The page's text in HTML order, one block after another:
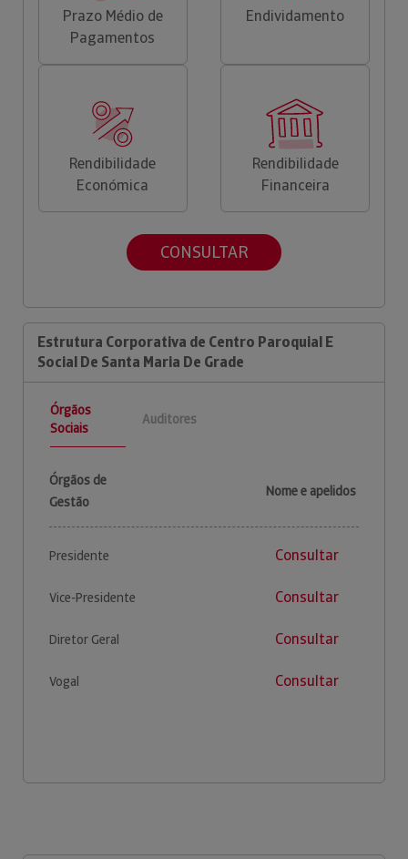
Prazo Médio de
Pagamentos
Endividamento
Rendibilidade
Económica
Rendibilidade
Financeira
CONSULTAR
Estrutura Corporativa de Centro Paroquial E
Social De Santa Maria De Grade
Órgãos
Sociais
Auditores
Órgãos de
Gestão
Nome e apelidos
Presidente Consultar
Vice-Presidente Consultar
Diretor Geral Consultar
Vogal Consultar